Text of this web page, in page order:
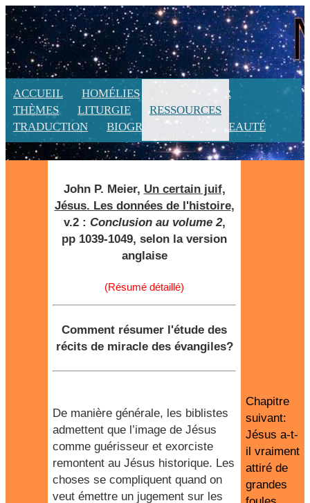
ACCUEIL HOMÉLIES
CALENDRIER
THÈMES
LITURGIE
RESSOURCES
TRADUCTION
BIOGRAPHIE NOUVEAUTÉ
John P. Meier, Un certain juif,
Jésus. Les données de l'histoire,
v.2 : Conclusion au volume 2,
pp 1039-1049, selon la version
anglaise
(Résumé détaillé)
Comment résumer l'étude des
récits de miracle des évangiles?
De manière générale, les biblistes
admettent que l’image de Jésus
comme guérisseur et exorciste
remontent au Jésus historique. Les
choses se compliquent quand on
veut émettre un jugement sur les
Chapitre
suivant:
Jésus a-t-
il vraiment
attiré de
grandes